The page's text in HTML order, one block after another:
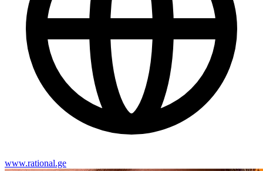
www.rational.ge